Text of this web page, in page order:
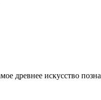
древнее искусство